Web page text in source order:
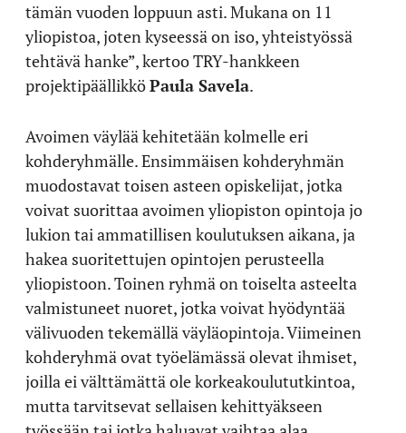
tämän vuoden loppuun asti. Mukana on 11
yliopistoa, joten kyseessä on iso, yhteistyössä
tehtävä hanke”, kertoo TRY-hankkeen
projektipäällikköPaula Savela.
Avoimen väylää kehitetään kolmelle eri
kohderyhmälle. Ensimmäisen kohderyhmän
muodostavat toisen asteen opiskelijat, jotka
voivat suorittaa avoimen yliopiston opintoja jo
lukion tai ammatillisen koulutuksen aikana, ja
hakea suoritettujen opintojen perusteella
yliopistoon. Toinen ryhmä on toiselta asteelta
valmistuneet nuoret, jotka voivat hyödyntää
välivuoden tekemällä väyläopintoja. Viimeinen
kohderyhmä ovat työelämässä olevat ihmiset,
joilla ei välttämättä ole korkeakoulututkintoa,
mutta tarvitsevat sellaisen kehittyäkseen